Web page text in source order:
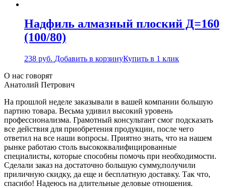
Надфиль алмазный плоский Д=160
(100/80)
238 руб. Добавить в корзинуКупить в 1 клик
О нас говорят
Анатолий Петрович
На прошлой неделе заказывали в вашей компании большую
партию товара. Весьма удивил высокий уровень
профессионализма. Грамотный консультант смог подсказать
все действия для приобретения продукции, после чего
ответил на все наши вопросы. Приятно знать, что на нашем
рынке работаю столь высококвалифицированные
специалисты, которые способны помочь при необходимости.
Сделали заказ на достаточно большую сумму,получили
приличную скидку, да еще и бесплатную доставку. Так что,
спасибо! Надеюсь на длительные деловые отношения.